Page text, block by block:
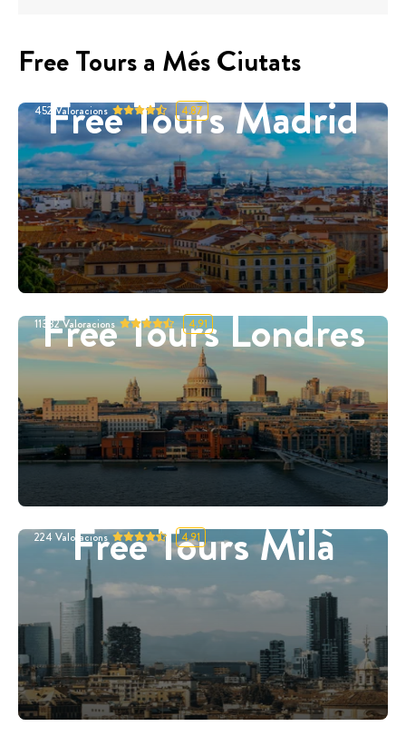
Free Tours a Més Ciutats
Free Tours Madrid
452 Valoracions 4.87
Free Tours Londres
11332Valoracions 4.91
Free Tours Milà
224 Valoracions 4.91